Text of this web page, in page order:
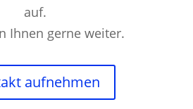
auf.
Ihnen gerne weiter.
aufnehmen